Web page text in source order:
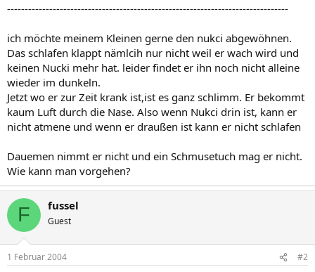
--------------------------------------------------------------------------------
ich möchte meinem Kleinen gerne den nukci abgewöhnen.
Das schlafen klappt nämlcih nur nicht weil er wach wird und
keinen Nucki mehr hat. leider findet er ihn noch nicht alleine
wieder im dunkeln.
Jetzt wo er zur Zeit krank ist,ist es ganz schlimm. Er bekommt
kaum Luft durch die Nase. Also wenn Nukci drin ist, kann er
nicht atmene und wenn er draußen ist kann er nicht schlafen
Dauemen nimmt er nicht und ein Schmusetuch mag er nicht.
Wie kann man vorgehen?
F fussel
Guest
1 Februar 2004 #2